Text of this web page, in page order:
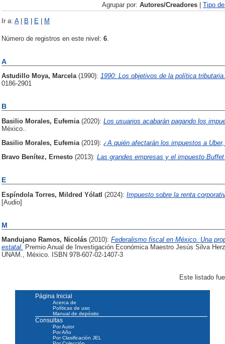
Agrupar por: Autores/Creadores | Tipo
Ir a: A| B | E | M
Número de registros en este nivel: 6
A
Astudillo Moya, Marcela (1990): 1990: Los objetivos de la política tributaria.
0186-2901
B
Basilio Morales, Eufemia (2020): Los usuarios acabarán pagando los
México..
Basilio Morales, Eufemia (2019): ¿A quién afectarán los impuestos a
Bravo Benítez, Ernesto (2013): Las grandes empresas y el impuesto
E
Espíndola Torres, Mildred Yólatl (2024): Impuesto sobre la renta
[Audio]
M
Mandujano Ramos, Nicolás (2010): Federalismo fiscal en México. Una
estatal. Premio Anual de Investigación Económica Maestro Jesús Silva
UNAM., México. ISBN 978-607-02-1407-3
Este listado
Página Inicial
Acerca de
Políticas de uso
Manual de depósito
Consultas
Por Autor
Por Año
Por Clasificación JEL